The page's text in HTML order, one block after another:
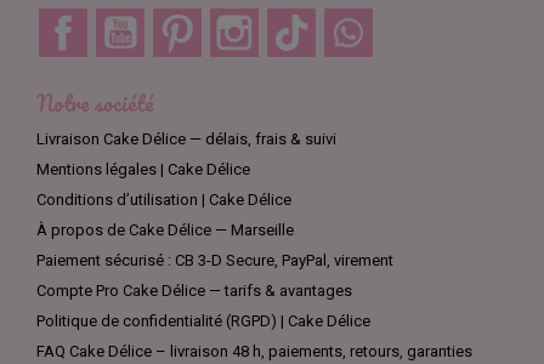
Facebook YouTube Pinterest Instagram TikTok
Notre société
Livraison Cake Délice — délais, frais & suivi
Mentions légales | Cake Délice
Conditions d’utilisation | Cake Délice
À propos de Cake Délice — Marseille
Paiement sécurisé : CB 3-D Secure, PayPal, virement
Compte Pro Cake Délice — tarifs & avantages
Politique de confidentialité (RGPD) | Cake Délice
FAQ Cake Délice – livraison 48 h, paiements, retours, garanties